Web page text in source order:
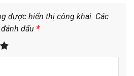
được hiển thị công khai. Các
dấu *